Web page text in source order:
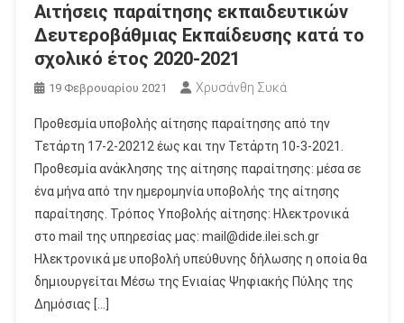
Αιτήσεις παραίτησης εκπαιδευτικών
Δευτεροβάθμιας Εκπαίδευσης κατά το
σχολικό έτος 2020-2021
19 Φεβρουαρίου 2021 Χρυσάνθη Συκά
Προθεσμία υποβολής αίτησης παραίτησης από την
Τετάρτη 17-2-20212 έως και την Τετάρτη 10-3-2021.
Προθεσμία ανάκλησης της αίτησης παραίτησης: μέσα σε
ένα μήνα από την ημερομηνία υποβολής της αίτησης
παραίτησης. Τρόπος Υποβολής αίτησης: Ηλεκτρονικά
στο mail της υπηρεσίας μας: mail@dide.ilei.sch.gr
Ηλεκτρονικά με υποβολή υπεύθυνης δήλωσης η οποία θα
δημιουργείται Μέσω της Ενιαίας Ψηφιακής Πύλης της
Δημόσιας […]